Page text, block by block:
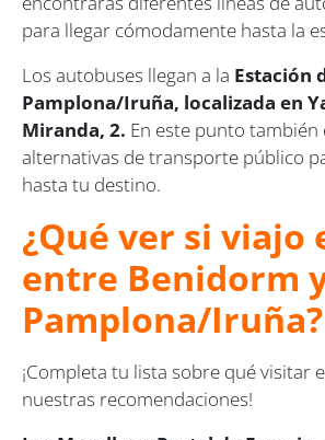
para llegar cómodamente hasta la
Los autobuses llegan a la Estación
Pamplona/Iruña, localizada en
Miranda, 2. En este punto
alternativas de transporte público
hasta tu destino.
¿Qué ver si viajo
entre Benidorm
Pamplona/Iruña?
¡Completa tu lista sobre qué visitar
nuestras recomendaciones!